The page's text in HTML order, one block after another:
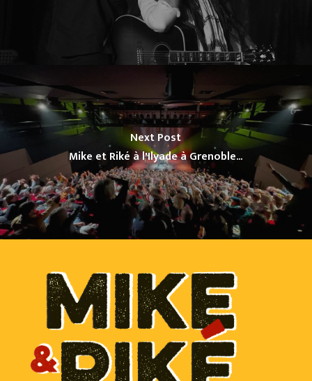
Next Post
Mike et Riké à l'Ilyade à Grenoble...